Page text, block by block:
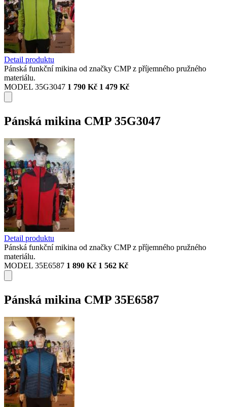
Detail produktu
Pánská funkční mikina od značky CMP z příjemného pružného
materiálu.
MODEL 35G3047 1 790 Kč 1 479 Kč
Pánská mikina CMP 35G3047
Detail produktu
Pánská funkční mikina od značky CMP z příjemného pružného
materiálu.
MODEL 35E6587 1 890 Kč 1 562 Kč
Pánská mikina CMP 35E6587